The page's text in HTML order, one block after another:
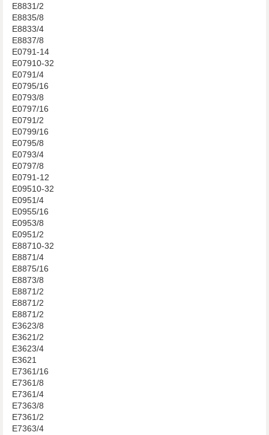
E8831/2
E8835/8
E8833/4
E8837/8
E0791-14
E07910-32
E0791/4
E0795/16
E0793/8
E0797/16
E0791/2
E0799/16
E0795/8
E0793/4
E0797/8
E0791-12
E09510-32
E0951/4
E0955/16
E0953/8
E0951/2
E88710-32
E8871/4
E8875/16
E8873/8
E8871/2
E8871/2
E8871/2
E3623/8
E3621/2
E3623/4
E3621
E7361/16
E7361/8
E7361/4
E7363/8
E7361/2
E7363/4